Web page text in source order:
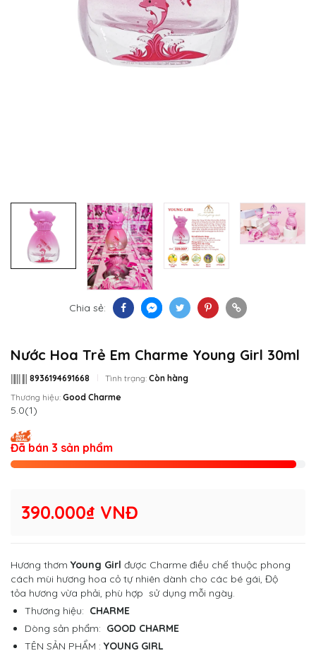
Chia sẻ:
Nước Hoa Trẻ Em Charme Young Girl 30ml
8936194691668 Tình trạng: Còn hàng
Thương hiệu: Good Charme
5.0(1)
Đã bán 3 sản phẩm
390.000₫ VNĐ
Hương thơm Young Girl được Charme điều chế thuộc phong
cách mùi hương hoa cỏ tự nhiên dành cho các bé gái, Độ
tỏa hương vừa phải, phù hợp sử dụng mỗi ngày.
Thương hiệu: CHARME
Dòng sản phẩm: GOOD CHARME
TÊN SẢN PHẨM : YOUNG GIRL